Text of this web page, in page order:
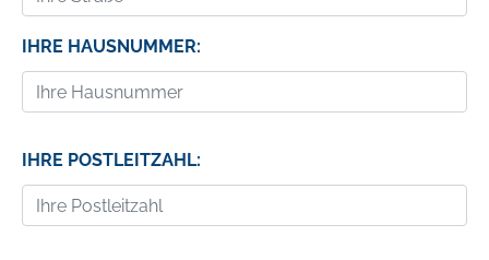
IHRE HAUSNUMMER:
IHRE POSTLEITZAHL: